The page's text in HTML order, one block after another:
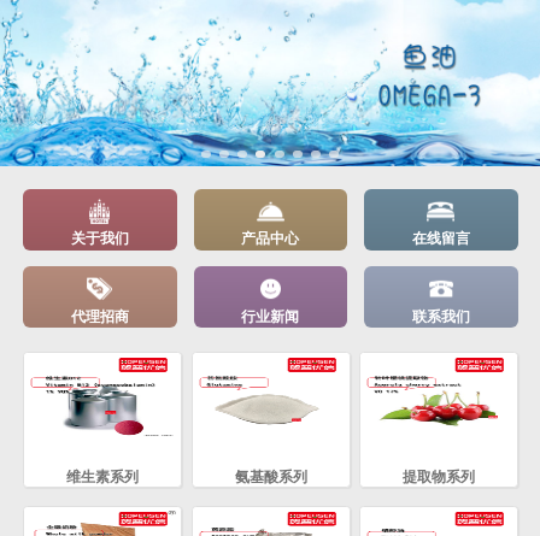
关于我们 产品中心 在线留言
代理招商 行业新闻 联系我们
维生素系列 氨基酸系列 提取物系列